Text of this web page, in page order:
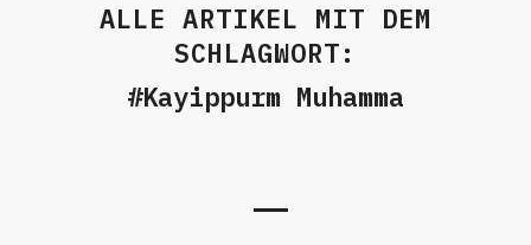
ALLE ARTIKEL MIT DEM
SCHLAGWORT:
Kayippurm Muhamma